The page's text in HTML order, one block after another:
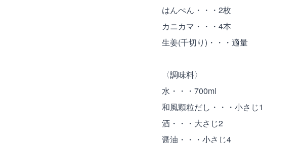
はんぺん・・・2枚
カニカマ・・・4本
生姜(千切り)・・・適量
〈調味料〉
水・・・700ml
和風顆粒だし・・・小さじ1
酒・・・大さじ2
醤油・・・小さじ4